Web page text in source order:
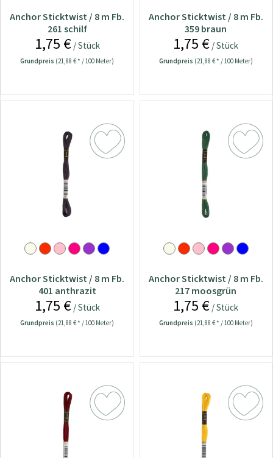
Anchor Sticktwist / 8 m Fb.
261 schilf
1,75 €/ Stück
Grundpreis (21,88 € * / 100 Meter)
Anchor Sticktwist / 8 m Fb.
359 braun
1,75 € / Stück
Grundpreis (21,88 € * / 100 Meter)
Anchor Sticktwist / 8 m Fb.
401 anthrazit
1,75 €/ Stück
Grundpreis (21,88 € * / 100 Meter)
Anchor Sticktwist / 8 m Fb.
217 moosgrün
1,75 € / Stück
Grundpreis (21,88 € * / 100 Meter)